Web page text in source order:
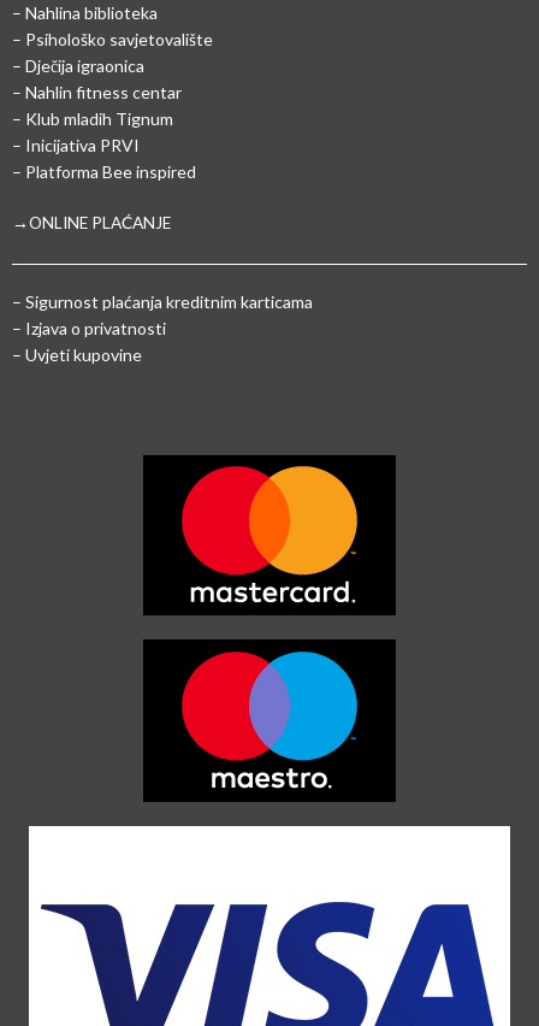
– Nahlina biblioteka
– Psihološko savjetovalište
– Dječija igraonica
– Nahlin fitness centar
– Klub mladih Tignum
– Inicijativa PRVI
– Platforma Bee inspired
→ONLINE PLAĆANJE
– Sigurnost plaćanja kreditnim karticama
– Izjava o privatnosti
– Uvjeti kupovine